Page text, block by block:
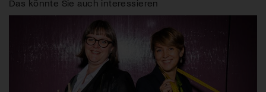
Das könnte Sie auch interessieren